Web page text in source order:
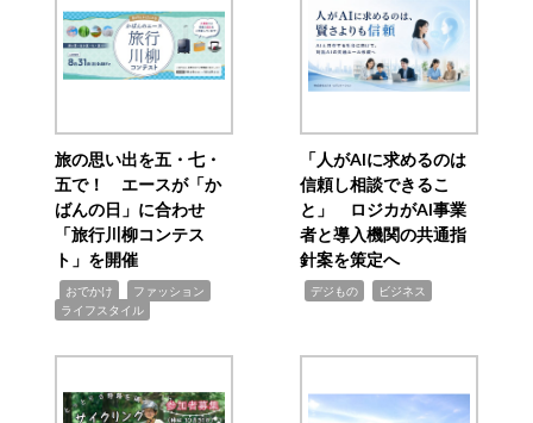
旅の思い出を五・七・
五で！ エースが「か
ばんの日」に合わせ
「旅行川柳コンテス
ト」を開催
おでかけ ファッション
ライフスタイル
「人がAIに求めるのは
信頼し相談できるこ
と」 ロジカがAI事業
者と導入機関の共通指
針案を策定へ
デジもの ビジネス